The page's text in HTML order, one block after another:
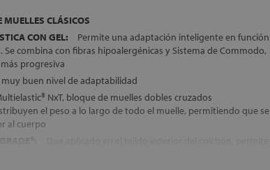
MUELLES CLÁSICOS
CON GEL:
Permite una adaptación inteligente en función
Se combina con fibras hipoalergénicas y Sistema de Commodo,
progresiva
buen nivel de adaptabilidad
NxT, bloque de muelles dobles cruzados
el peso a lo largo de todo el muelle, permitiendo que se
al cuerpo